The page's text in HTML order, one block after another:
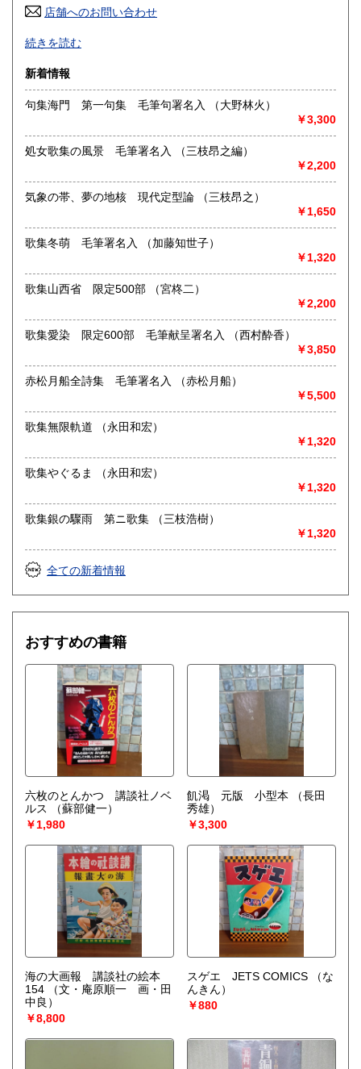
高知県 600円
佐賀県
熊本県 600円 大分県 600円
600円
沖縄県 600円
店舗へのお問い合わせ
古書につきましては特性上美、極美であっても殆どの状態表
記を並～良好としております。画像を掲載しておりますので
沿線名：大阪メトロ堺筋線
最寄駅：恵美須町駅
定休日：不定
-
取り扱い分野
国語国文、近代文献、趣味、古書一般（その他）
続きを読む
新着情報
句集海門 第一句集 毛筆句署名入 （大野林火）
￥3,300
処女歌集の風景 毛筆署名入 （三枝昂之編）
￥2,200
気象の帯、夢の地核 現代定型論 （三枝昂之）
￥1,650
歌集冬萌 毛筆署名入 （加藤知世子）
￥1,320
歌集山西省 限定500部 （宮柊二）
￥2,200
歌集愛染 限定600部 毛筆献呈署名入 （西村酔香）
￥3,850
赤松月船全詩集 毛筆署名入 （赤松月船）
￥5,500
歌集無限軌道 （永田和宏）
￥1,320
歌集やぐるま （永田和宏）
￥1,320
歌集銀の驟雨 第ニ歌集 （三枝浩樹）
￥1,320
全ての新着情報
おすすめの書籍
六枚のとんかつ 講談社ノベ
ルス
（蘇部健一）
￥1,980
飢渇 元版 小型本
（長田
秀雄）
￥3,300
海の大画報 講談社の絵本
154
（文・庵原順一 画・田
中良）
￥8,800
スゲエ JETS COMICS
（な
んきん）
￥880